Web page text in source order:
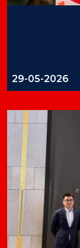
29-05-2026